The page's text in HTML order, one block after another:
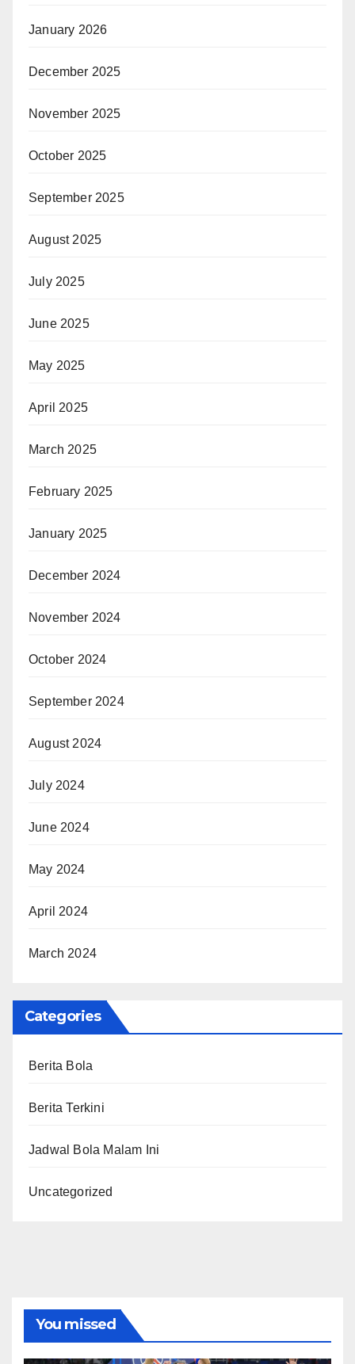
January 2026
December 2025
November 2025
October 2025
September 2025
August 2025
July 2025
June 2025
May 2025
April 2025
March 2025
February 2025
January 2025
December 2024
November 2024
October 2024
September 2024
August 2024
July 2024
June 2024
May 2024
April 2024
March 2024
Categories
Berita Bola
Berita Terkini
Jadwal Bola Malam Ini
Uncategorized
You missed